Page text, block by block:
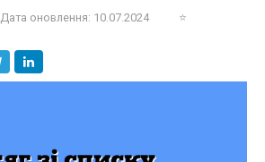
Дата оновлення: 10.07.2024
⭐